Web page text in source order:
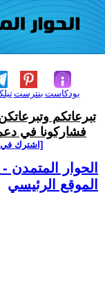
بنترست بودكاست
تبرعاتكم
فشاركونا في
[اشترك في
الحوار المتمدن
الموقع الرئيسي